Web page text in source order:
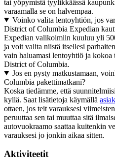
tai yöpymistä tyylikkäässä
varaamalla se on halvempaa.
Voinko valita lentoyhtiön, jos
District of Columbia Expedian
Expedian valikoimiin kuuluu yli
ja voit valita niistä itsellesi
vain haluamasi lentoyhtiö ja kokoa
District of Columbia.
Jos en pysty matkustamaan,
Columbia pakettimatkani?
Koska tiedämme, että
kyllä. Saat lisätietoja käymällä
ottaen, jos teit varauksesi
peruuttaa sen tai muuttaa sitä
autovuokraamo saattaa kuitenkin
varauksesi jo jonkin aikaa sitten.
Aktiviteetit